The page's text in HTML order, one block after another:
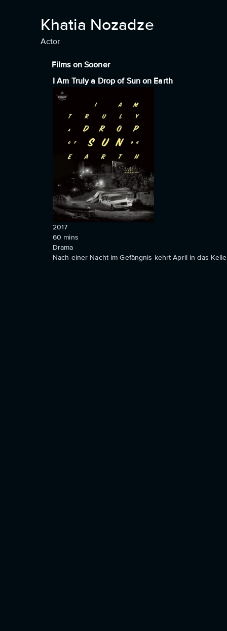
Khatia Nozadze
Actor
Films on Sooner
I Am Truly a Drop of Sun on Earth
2017
60 mins
Drama
Nach einer Nacht im Gefängnis kehrt April in das